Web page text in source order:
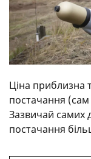
Ціна приблизна
постачання (сам
Зазвичай самих
постачання